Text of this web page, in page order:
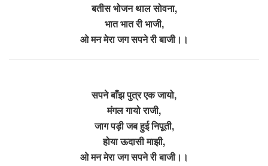
बतीस भोजन थाल सोवना,
भात भात री भाजी,
ओ मन मेरा जग सपने री बाजी।।
सपने बाँझ पुत्र एक जायो,
मंगल गायो राजी,
जाग पड़ी जब हुई निपूती,
होया ऊदासी माझी,
ओ मन मेरा जग सपने री बाजी।।